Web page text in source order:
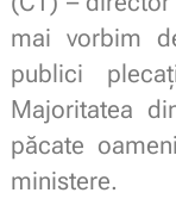
mai vorbim
publici
Majoritatea
păcate
ministere.